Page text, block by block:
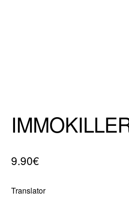
9.90€
Translator